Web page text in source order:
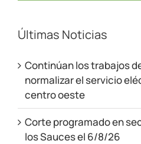
Últimas Noticias
Continúan los trabajos
normalizar el servicio
centro oeste
Corte programado en
los Sauces el 6/8/26